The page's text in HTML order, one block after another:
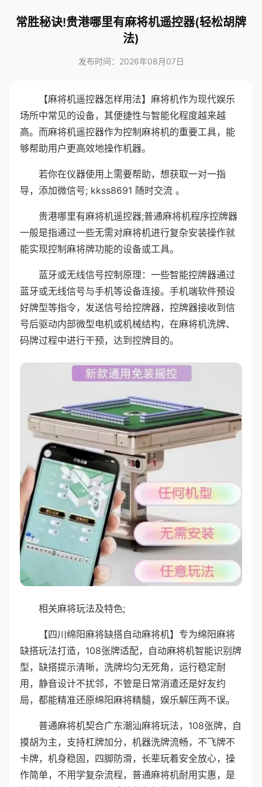
常胜秘诀!贵港哪里有麻将机遥控器(轻松胡牌
法)
发布时间：2026年08月07日
【麻将机遥控器怎样用法】麻将机作为现代娱乐
场所中常见的设备，其便捷性与智能化程度越来越
高。而麻将机遥控器作为控制麻将机的重要工具，能
够帮助用户更高效地操作机器。
若你在仪器使用上需要帮助，想获取一对一指
导，添加微信号; kkss8691 随时交流 。
贵港哪里有麻将机遥控器;普通麻将机程序控牌器
一般是指通过一些无需对麻将机进行复杂安装操作就
能实现控制麻将牌功能的设备或工具。
蓝牙或无线信号控制原理：一些智能控牌器通过
蓝牙或无线信号与手机等设备连接。手机端软件预设
好牌型等指令，发送信号给控牌器，控牌器接收到信
号后驱动内部微型电机或机械结构，在麻将机洗牌、
码牌过程中进行干预，达到控牌目的。
相关麻将玩法及特色;
【四川绵阳麻将缺搭自动麻将机】专为绵阳麻将
缺搭玩法打造，108张牌适配，自动麻将机智能识别牌
型，缺搭提示清晰，洗牌均匀无死角，运行稳定耐
用，静音设计不扰邻，不管是日常消遣还是好友约
局，都能精准还原绵阳麻将精髓，娱乐解压两不误。
普通麻将机契合广东潮汕麻将玩法，108张牌，自
摸胡为主，支持杠牌加分，机器洗牌流畅，不飞牌不
卡牌，机身稳固，四脚防滑，长辈玩着安全放心，操
作简单，不用学复杂流程，普通麻将机耐用实惠，是